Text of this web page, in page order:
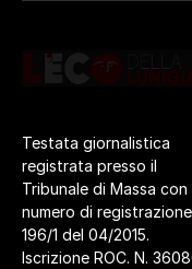
Testata giornalistica
registrata presso il
Tribunale di Massa con
numero di registrazione
196/1 del 04/2015.
Iscrizione ROC. N.